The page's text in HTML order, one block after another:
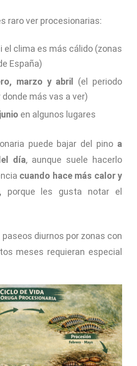
raro ver procesionarias:
el clima es más cálido (zonas
España)
marzo y abril (el periodo
más vas a ver)
en algunos lugares
puede bajar del pino a
día, aunque suele hacerlo
cuando hace más calor y
porque les gusta notar el
diurnos por zonas con
meses requieran especial